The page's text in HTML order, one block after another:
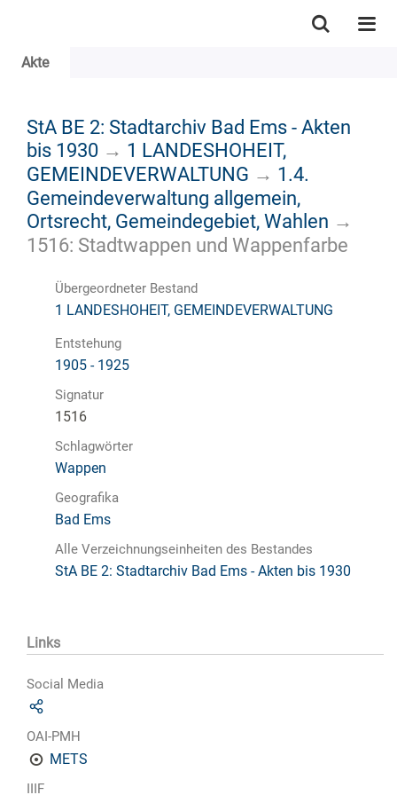
Akte
StA BE 2: Stadtarchiv Bad Ems - Akten
bis 1930 → 1 LANDESHOHEIT,
GEMEINDEVERWALTUNG → 1.4.
Gemeindeverwaltung allgemein,
Ortsrecht, Gemeindegebiet, Wahlen →
1516: Stadtwappen und Wappenfarbe
Übergeordneter Bestand
1 LANDESHOHEIT, GEMEINDEVERWALTUNG
Entstehung
1905 - 1925
Signatur
1516
Schlagwörter
Wappen
Geografika
Bad Ems
Alle Verzeichnungseinheiten des Bestandes
StA BE 2: Stadtarchiv Bad Ems - Akten bis 1930
Links
Social Media
OAI-PMH
METS
IIIF